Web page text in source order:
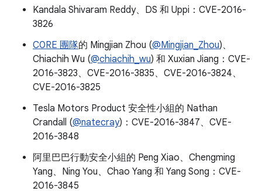
Kandala Shivaram Reddy、DS 和 Uppi：CVE-2016-
3826
C0RE 團隊的 Mingjian Zhou (@Mingjian_Zhou)、
Chiachih Wu (@chiachih_wu) 和 Xuxian Jiang：CVE-
2016-3823、CVE-2016-3835、CVE-2016-3824、
CVE-2016-3825
Tesla Motors Product 安全性小組的 Nathan
Crandall (@natecray)：CVE-2016-3847、CVE-
2016-3848
阿里巴巴行動安全小組的 Peng Xiao、Chengming
Yang、Ning You、Chao Yang 和 Yang Song：CVE-
2016-3845